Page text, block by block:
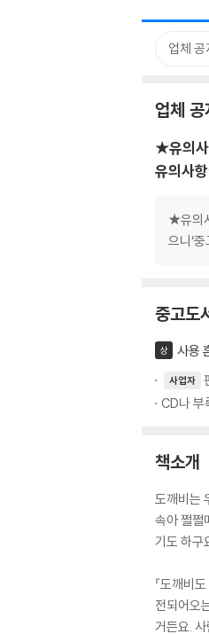
업체 공
업체
★유의사
유의사
★유의
으니‘
중고도
상 사용
사업자
CD나 부
책소개
도깨비는
속아 쩔쩔
기도 하구
『도깨비
전되어오
거든요.